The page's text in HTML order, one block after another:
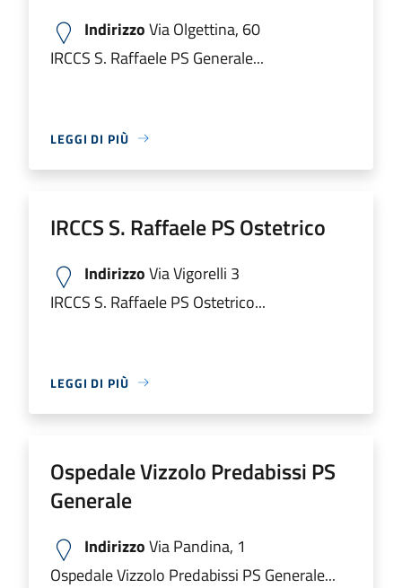
IndirizzoVia Olgettina, 60
IRCCS S. Raffaele PS Generale...
LEGGI DI PIÙ
IRCCS S. Raffaele PS Ostetrico
IndirizzoVia Vigorelli 3
IRCCS S. Raffaele PS Ostetrico...
LEGGI DI PIÙ
Ospedale Vizzolo Predabissi PS
Generale
IndirizzoVia Pandina, 1
Ospedale Vizzolo Predabissi PS Generale...